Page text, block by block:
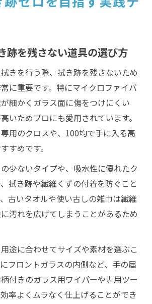
跡を残さない道具の選び方
きを行う際、拭き跡を残さないため
に重要です。特にマイクロファイバ
細かくガラス面に傷をつけにくい
いためプロにも愛用されています。
用のクロスや、100均で手に入る高
すめです。
少ないタイプや、吸水性に優れたク
拭き跡や繊維くずの付着を防ぐこと
古いタオルや使い古しの雑巾は繊維
汚れを広げてしまうことがあるため
途に合わせてサイズや素材を選ぶこ
フロントガラスの内側など、手の届
付きのガラス用ワイパーや専用ツー
率よくムラなく仕上げることができ